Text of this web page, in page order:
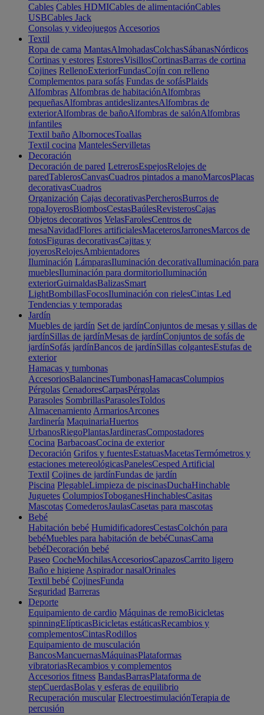
Cables Cables HDMICables de alimentaciónCables
USBCables Jack
Consolas y videojuegos Accesorios
Textil
Ropa de cama MantasAlmohadasColchasSábanasNórdicos
Cortinas y estores EstoresVisillosCortinasBarras de cortina
Cojines RellenoExteriorFundasCojín con relleno
Complementos para sofás Fundas de sofásPlaids
Alfombras Alfombras de habitaciónAlfombras
pequeñasAlfombras antideslizantesAlfombras de
exteriorAlfombras de bañoAlfombras de salónAlfombras
infantiles
Textil baño AlbornocesToallas
Textil cocina MantelesServilletas
Decoración
Decoración de pared LetrerosEspejosRelojes de
paredTablerosCanvasCuadros pintados a manoMarcosPlacas
decorativasCuadros
Organización Cajas decorativasPercherosBurros de
ropaJoyerosBiombosCestasBaúlesRevisterosCajas
Objetos decorativos VelasFarolesCentros de
mesaNavidadFlores artificialesMaceterosJarronesMarcos de
fotosFiguras decorativasCajitas y
joyerosRelojesAmbientadores
Iluminación LámparasIluminación decorativaIluminación para
mueblesIluminación para dormitorioIluminación
exteriorGuirnaldasBalizasSmart
LightBombillasFocosIluminación con rielesCintas Led
Tendencias y temporadas
Jardín
Muebles de jardín Set de jardínConjuntos de mesas y sillas de
jardínSillas de jardínMesas de jardínConjuntos de sofás de
jardínSofás jardínBancos de jardínSillas colgantesEstufas de
exterior
Hamacas y tumbonas
AccesoriosBalancinesTumbonasHamacasColumpios
Pérgolas CenadoresCarpasPérgolas
Parasoles SombrillasParasolesToldos
Almacenamiento ArmariosArcones
Jardinería MaquinariaHuertos
UrbanosRiegoPlantasJardinerasCompostadores
Cocina BarbacoasCocina de exterior
Decoración Grifos y fuentesEstatuasMacetasTermómetros y
estaciones metereológicasPanelesCesped Artificial
Textil Cojines de jardínFundas de jardín
Piscina PlegableLimpieza de piscinasDuchaHinchable
Juguetes ColumpiosToboganesHinchablesCasitas
Mascotas ComederosJaulasCasetas para mascotas
Bebé
Habitación bebé HumidificadoresCestasColchón para
bebéMuebles para habitación de bebéCunasCama
bebéDecoración bebé
Paseo CocheMochilasAccesoriosCapazosCarrito ligero
Baño e higiene Aspirador nasalOrinales
Textil bebé CojinesFunda
Seguridad Barreras
Deporte
Equipamiento de cardio Máquinas de remoBicicletas
spinningElípticasBicicletas estáticasRecambios y
complementosCintasRodillos
Equipamiento de musculación
BancosMancuernasMáquinasPlataformas
vibratoriasRecambios y complementos
Accesorios fitness BandasBarrasPlataforma de
stepCuerdasBolas y esferas de equilibrio
Recuperación muscular ElectroestimulaciónTerapia de
percusión